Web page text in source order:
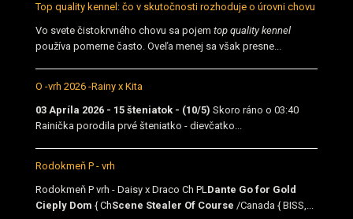
Top quality kennel: čo v skutočnosti rozhoduje o úrovni chovu
Vo svete čistokrvného chovu sa pojem top quality kennel
používa pomerne často. Oveľa menej sa však presne...
O -vrh 2026 -Rainy x Kita
03 Apríla 2026 - 15 šteniatok - (10/5) Skoro ráno o 03:40
Rainička porodila prvé šteniatko - dievčatko...
Rodokmeň P - vrh
Rodokmeň P vrh - Daisy x Draco Ch PLDante Go for Gold
Cieply Dom { ChScene Stealer Of Course /Canada { BISS,...